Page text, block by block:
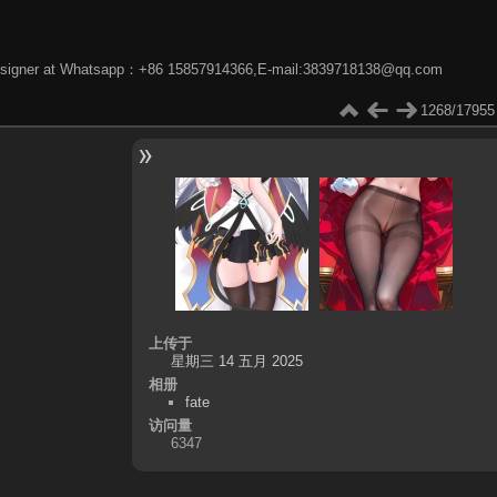
at Whatsapp：+86 15857914366,E-mail:3839718138@qq.com
1268/17955
上传于
星期三 14 五月 2025
相册
fate
访问量
6347